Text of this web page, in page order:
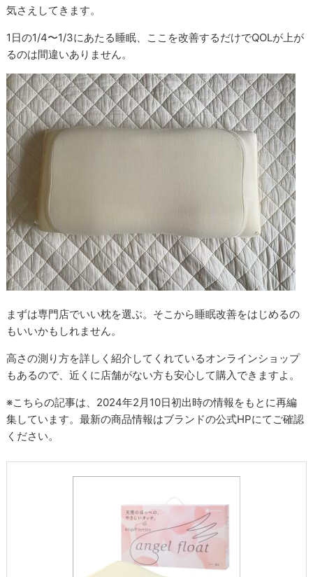
気さえしてきます。
1日の1/4〜1/3にあたる睡眠、ここを改善するだけでQOLが上が
るのは間違いありません。
まずは専門店でいい枕を選ぶ。そこから睡眠改善をはじめるの
もいいかもしれません。
高さの測り方を詳しく紹介してくれているオンラインショップ
もあるので、近くに店舗がない方も安心して購入できますよ。
※こちらの記事は、2024年2月10日初出時の情報をもとに再編
集しています。最新の商品情報はブランドの公式HPにてご確認
ください。